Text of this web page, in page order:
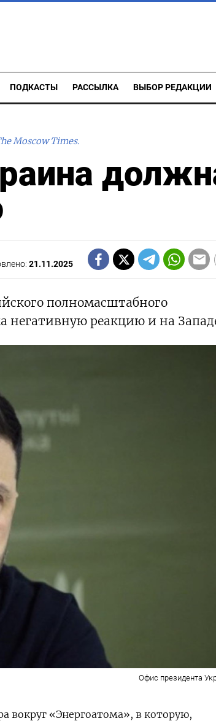
ПОДКАСТЫ РАССЫЛКА ВЫБОР РЕДАКЦИИ
Moscow Times.
21.11.2025
полномасштабного
негативную реакцию и на
Офис президента
вокруг «Энергоатома», в которую,